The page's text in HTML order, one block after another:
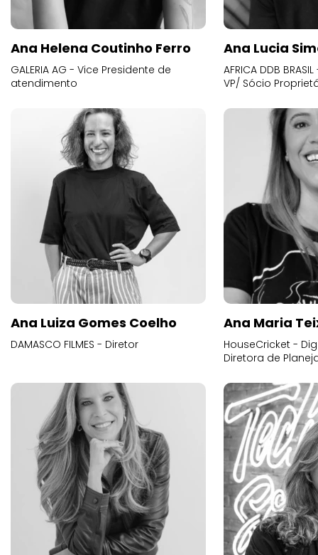
Ana Helena Coutinho Ferro
GALERIA AG - Vice Presidente de
atendimento
Ana Lucia
AFRICA DDB
VP/ Sócio
Ana Luiza Gomes Coelho
DAMASCO FILMES - Diretor
Ana Maria
HouseCricket -
Diretora de